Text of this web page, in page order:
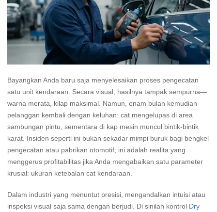
Bayangkan Anda baru saja menyelesaikan proses pengecatan
satu unit kendaraan. Secara visual, hasilnya tampak sempurna—
warna merata, kilap maksimal. Namun, enam bulan kemudian
pelanggan kembali dengan keluhan: cat mengelupas di area
sambungan pintu, sementara di kap mesin muncul bintik-bintik
karat. Insiden seperti ini bukan sekadar mimpi buruk bagi bengkel
pengecatan atau pabrikan otomotif; ini adalah realita yang
menggerus profitabilitas jika Anda mengabaikan satu parameter
krusial: ukuran ketebalan cat kendaraan.
Dalam industri yang menuntut presisi, mengandalkan intuisi atau
inspeksi visual saja sama dengan berjudi. Di sinilah kontrol Dry